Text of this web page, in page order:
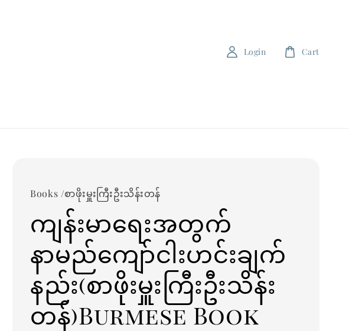
Login Cart
Books /စာဖိုးမှူးကြီးဦးသိန်းတန်
ကျန်းမာရေးအတွက်
နာမည်ကျော်ငါးဟင်းချက်
နည်း(စာဖိုးမှူးကြီးဦးသိန်း
တန်)Burmese Book